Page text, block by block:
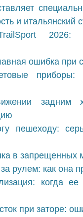
и итальянский
2026:
ошибка при
задним
пешеходу:
в запрещенных
рулем: как она
когда ее
при заторе: